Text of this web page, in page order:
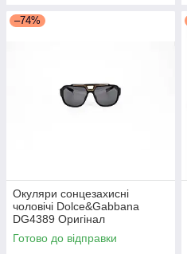
–74%
Окуляри сонцезахисні
чоловічі Dolce&Gabbana
DG4389 Оригінал
Готово до відправки